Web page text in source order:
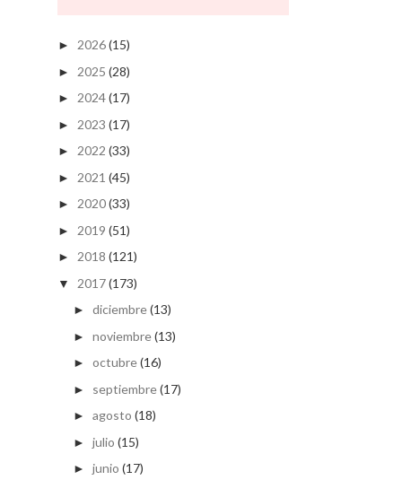
► 2026(15)
► 2025 (28)
► 2024(17)
► 2023 (17)
► 2022 (33)
► 2021 (45)
► 2020(33)
► 2019 (51)
► 2018 (121)
▼ 2017(173)
► diciembre(13)
► noviembre(13)
► octubre(16)
► septiembre(17)
► agosto (18)
► julio (15)
► junio (17)